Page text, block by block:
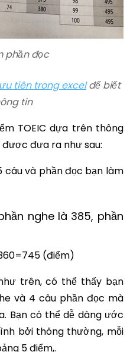
phần đọc
tiên trong excelđể biết
tin
TOEIC dựa trên thông
đưa ra như sau:
câu và phần đọc bạn làm
nghe là 385, phần
(điểm)
trên, có thể thấy bạn
và 4 câu phần đọc mà
Bạn có thể dễ dàng ước
bởi thông thường, mỗi
5 điểm,.